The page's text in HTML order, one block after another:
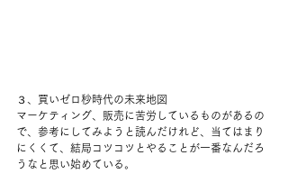
３、買いゼロ秒時代の未来地図
マーケティング、販売に苦労しているものがあるの
で、参考にしてみようと読んだけれど、当てはまり
にくくて、結局コツコツとやることが一番なんだろ
うなと思い始めている。